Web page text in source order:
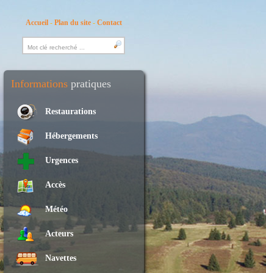
Accueil- Plan du site- Contact
Informationspratiques
Restaurations
Hébergements
Urgences
Accès
Météo
Acteurs
Navettes